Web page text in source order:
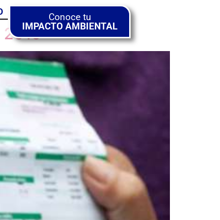
Conoce tu
IMPACTO AMBIENTAL
2019